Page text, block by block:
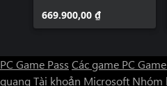
669.900,00 ₫
PC Game Pass Các game PC
quang Tài khoản Microsoft Nhóm